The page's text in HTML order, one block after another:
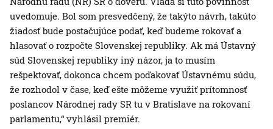
uvedomuje. Bol som presvedčený, že takýto návrh, takúto
žiadosť bude postačujúce podať, keď budeme rokovať a
hlasovať o rozpočte Slovenskej republiky. Ak má Ústavný
súd Slovenskej republiky iný názor, ja to musím
rešpektovať, dokonca chcem poďakovať Ústavnému súdu,
že rozhodol v čase, keď ešte môžeme využiť prítomnosť
poslancov Národnej rady SR tu v Bratislave na rokovaní
parlamentu,“ vyhlásil premiér.